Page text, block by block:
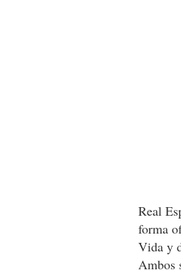
Real
forma
Vida y
Ambos